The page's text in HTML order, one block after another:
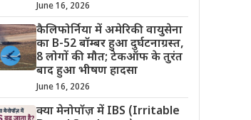
June 16, 2026
कैलिफोर्निया में अमेरिकी वायुसेना
का B-52 बॉम्बर हुआ दुर्घटनाग्रस्त,
8 लोगों की मौत; टेकऑफ के तुरंत
बाद हुआ भीषण हादसा
June 16, 2026
क्या मेनोपॉज़ में IBS (Irritable